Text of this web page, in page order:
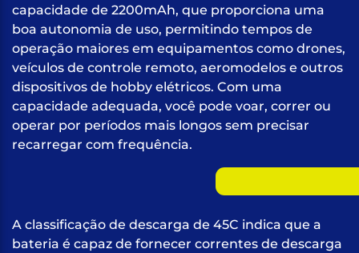
capacidade de 2200mAh, que proporciona uma
boa autonomia de uso, permitindo tempos de
operação maiores em equipamentos como drones,
veículos de controle remoto, aeromodelos e outros
dispositivos de hobby elétricos. Com uma
capacidade adequada, você pode voar, correr ou
operar por períodos mais longos sem precisar
recarregar com frequência.
A classificação de descarga de 45C indica que a
bateria é capaz de fornecer correntes de descarga